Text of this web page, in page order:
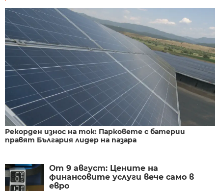
Рекорден износ на ток: Парковете с батерии
правят България лидер на пазара
От 9 август: Цените на
финансовите услуги вече само в
евро